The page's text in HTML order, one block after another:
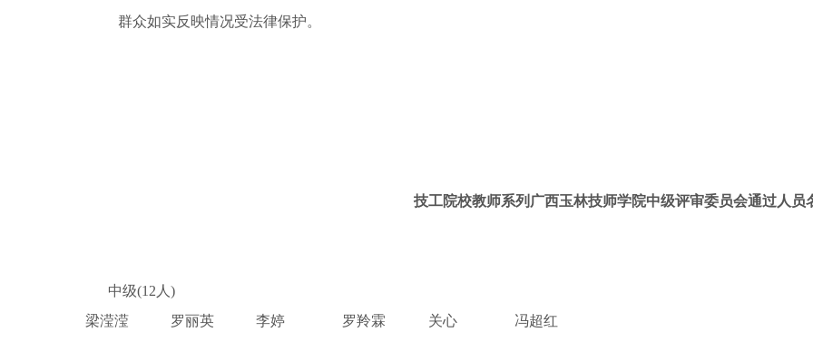
群众如实反映情况受法律保护。
技工院校教师系列广西玉林技师学院中级评审委员会通过人员
中级(12人)
梁滢滢
罗丽英 李婷 罗羚霖 关心
冯超红